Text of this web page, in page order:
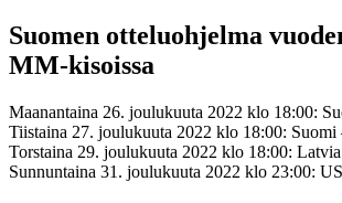
Suomen otteluohjelma
MM-kisoissa
Maanantaina 26. joulukuuta 2022 klo 18:00:
Tiistaina 27. joulukuuta 2022 klo 18:00: Suomi
Torstaina 29. joulukuuta 2022 klo 18:00:
Sunnuntaina 31. joulukuuta 2022 klo 23:00: